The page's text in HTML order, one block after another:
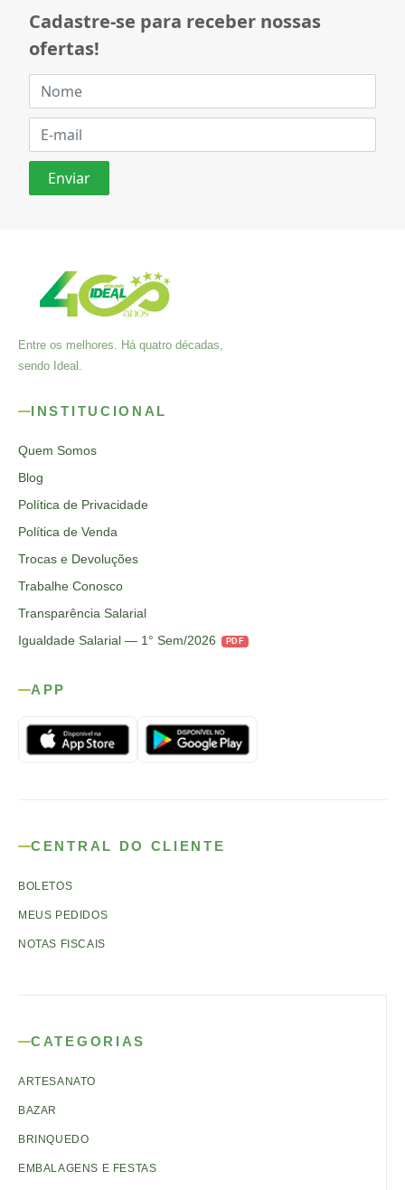
Cadastre-se para receber nossas
ofertas!
Entre os melhores. Há quatro décadas,
sendo Ideal.
INSTITUCIONAL
Quem Somos
Blog
Política de Privacidade
Política de Venda
Trocas e Devoluções
Trabalhe Conosco
Transparência Salarial
Igualdade Salarial — 1° Sem/2026
PDF
APP
CENTRAL DO CLIENTE
BOLETOS
MEUS PEDIDOS
NOTAS FISCAIS
CATEGORIAS
ARTESANATO
BAZAR
BRINQUEDO
EMBALAGENS E FESTAS